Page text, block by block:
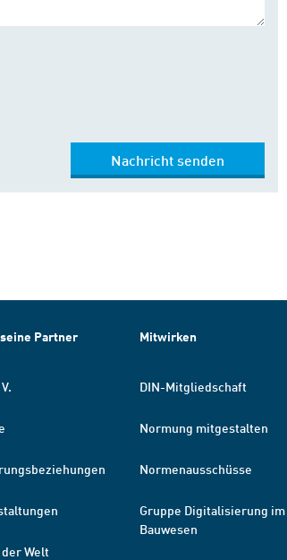
Nachricht senden
Partner
der Welt
Mitwirken
DIN-Mitgliedschaft
Normung mitgestalten
Normenausschüsse
Gruppe Digitalisierung im
Bauwesen